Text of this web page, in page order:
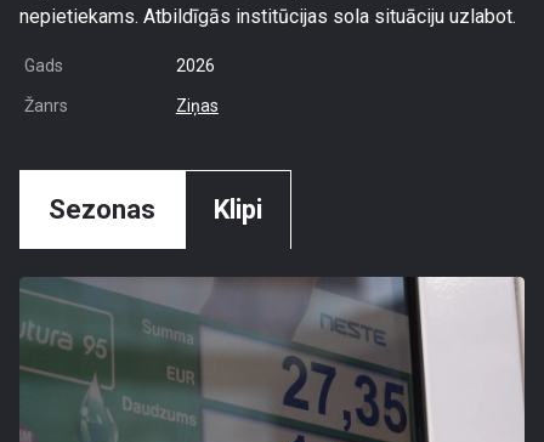
nepietiekams. Atbildīgās institūcijas sola situāciju uzlabot.
Gads 2026
Žanrs Ziņas
Sezonas Klipi